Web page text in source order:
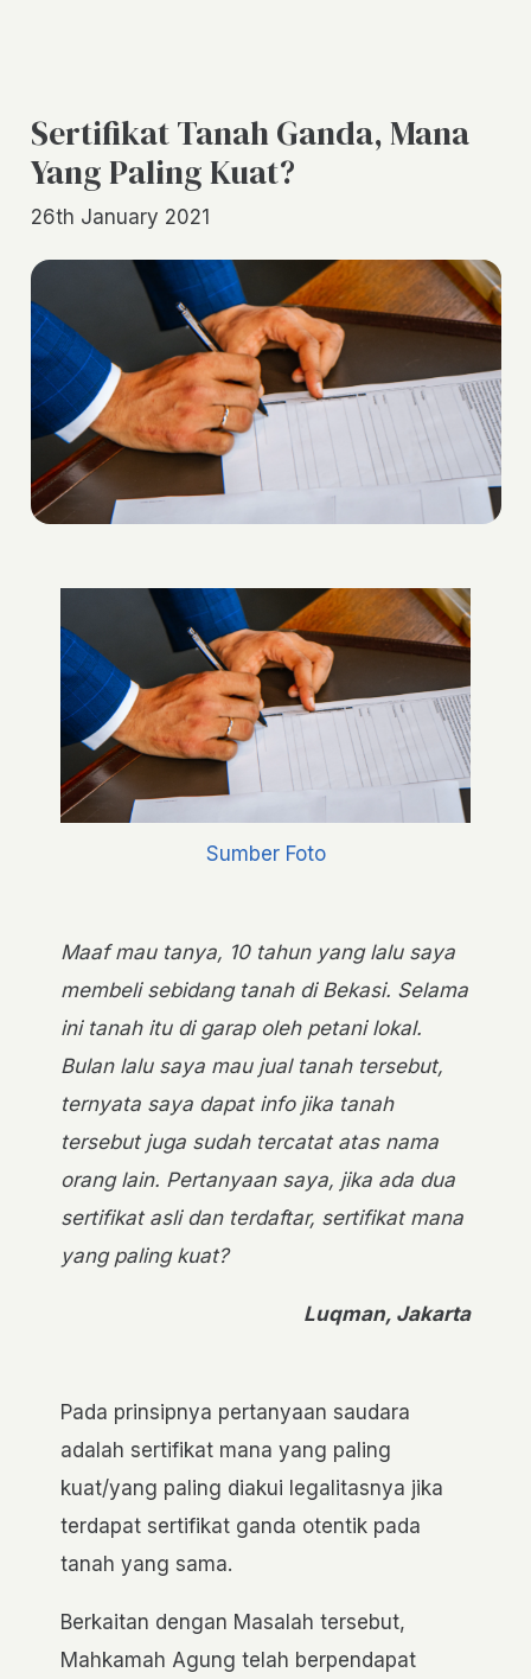
Sertifikat Tanah Ganda, Mana
Yang Paling Kuat?
26th January 2021
Sumber Foto
Maaf mau tanya, 10 tahun yang lalu saya
membeli sebidang tanah di Bekasi. Selama
ini tanah itu di garap oleh petani lokal.
Bulan lalu saya mau jual tanah tersebut,
ternyata saya dapat info jika tanah
tersebut juga sudah tercatat atas nama
orang lain. Pertanyaan saya, jika ada dua
sertifikat asli dan terdaftar, sertifikat mana
yang paling kuat?
Luqman, Jakarta
Pada prinsipnya pertanyaan saudara
adalah sertifikat mana yang paling
kuat/yang paling diakui legalitasnya jika
terdapat sertifikat ganda otentik pada
tanah yang sama.
Berkaitan dengan Masalah tersebut,
Mahkamah Agung telah berpendapat